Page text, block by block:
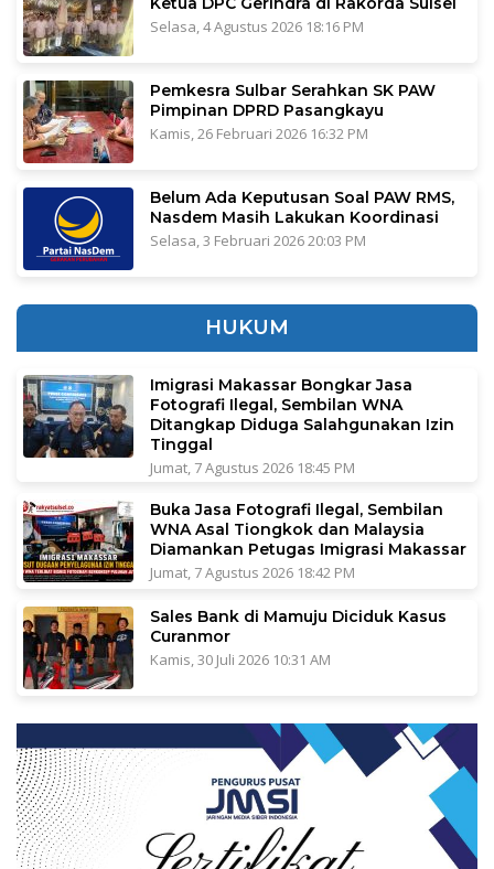
Selasa, 4 Agustus 2026 18:16 PM
Pemkesra Sulbar Serahkan SK PAW
Pimpinan DPRD Pasangkayu
Kamis, 26 Februari 2026 16:32 PM
Belum Ada Keputusan Soal PAW RMS,
Nasdem Masih Lakukan Koordinasi
Selasa, 3 Februari 2026 20:03 PM
HUKUM
Imigrasi Makassar Bongkar Jasa
Fotografi Ilegal, Sembilan WNA
Ditangkap Diduga Salahgunakan Izin
Tinggal
Jumat, 7 Agustus 2026 18:45 PM
Buka Jasa Fotografi Ilegal, Sembilan
WNA Asal Tiongkok dan Malaysia
Diamankan Petugas Imigrasi Makassar
Jumat, 7 Agustus 2026 18:42 PM
Sales Bank di Mamuju Diciduk Kasus
Curanmor
Kamis, 30 Juli 2026 10:31 AM